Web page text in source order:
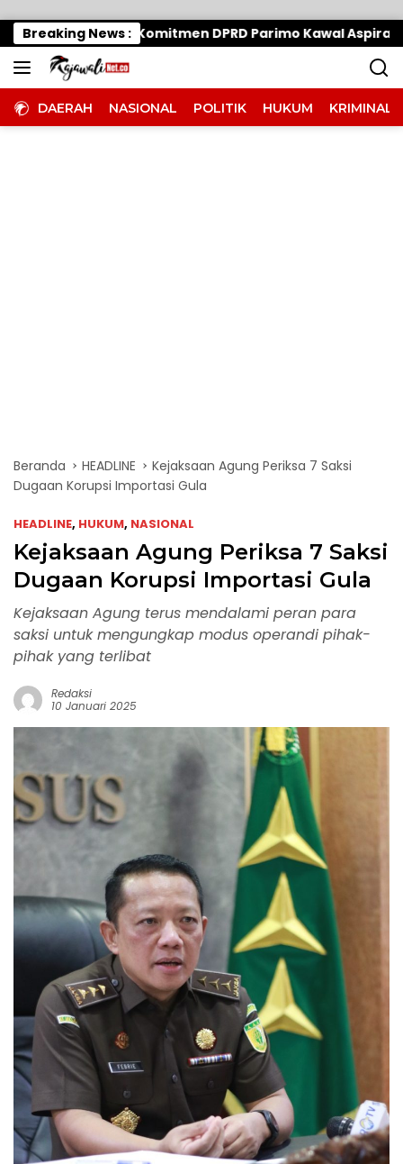
Breaking News :
Halangi Komitmen DPRD Parimo Kawal Aspirasi Warga
DAERAH NASIONAL POLITIK HUKUM KRIMINAL
Beranda HEADLINE
Kejaksaan Agung Periksa 7 Saksi
Dugaan Korupsi Importasi Gula
HEADLINE, HUKUM, NASIONAL
Kejaksaan Agung Periksa 7 Saksi
Dugaan Korupsi Importasi Gula
Kejaksaan Agung terus mendalami peran para
saksi untuk mengungkap modus operandi pihak-
pihak yang terlibat
Redaksi
10 Januari 2025